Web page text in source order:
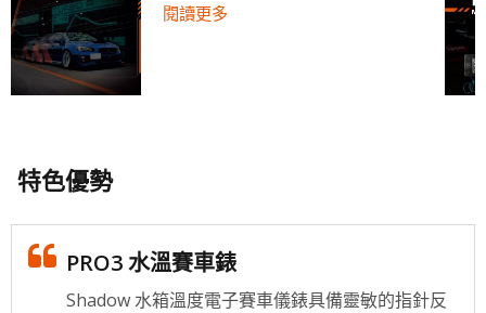
閱讀更多
特色優勢
PRO3 水溫賽車錶
Shadow 水箱溫度電子賽車儀錶具備靈敏的指針反